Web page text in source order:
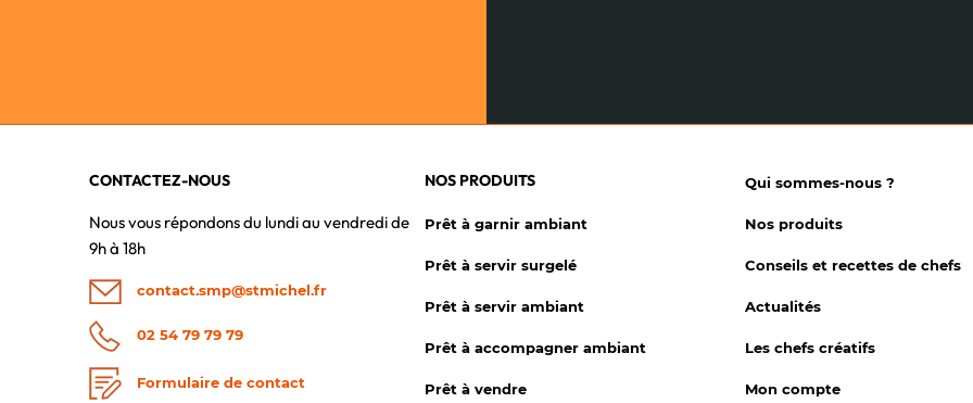
CONTACTEZ-NOUS
Nous vous répondons du lundi au vendredi de
9h à 18h
contact.smp@stmichel.fr
02 54 79 79 79
Formulaire de contact
NOS PRODUITS
Prêt à garnir ambiant
Prêt à servir surgelé
Prêt à servir ambiant
Prêt à accompagner ambiant
Prêt à vendre
Qui sommes-nous ?
Nos produits
Conseils et recettes de chefs
Actualités
Les chefs créatifs
Mon compte